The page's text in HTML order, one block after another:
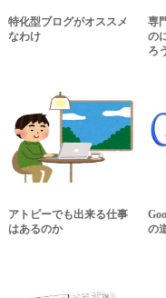
特化型ブログがオススメ
なわけ
専
の
ろ
アトピーでも出来る仕事
はあるのか
の